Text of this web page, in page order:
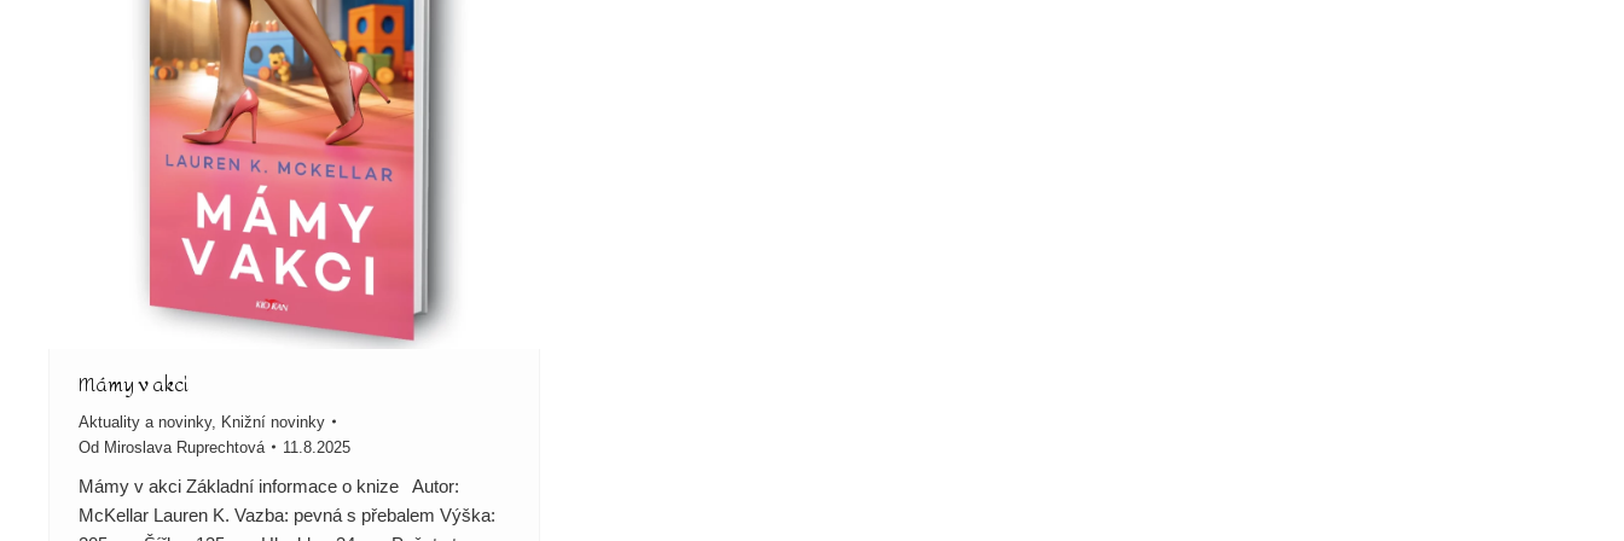
Mámy v akci
Aktuality a novinky, Knižní novinky
Od Miroslava Ruprechtová 11.8.2025
Mámy v akci Základní informace o knize Autor:
McKellar Lauren K. Vazba: pevná s přebalem Výška: